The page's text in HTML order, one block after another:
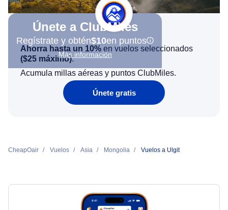
Únete a ClubMiles
Regístrate y obtén$10en puntos
Más información
Ahorra hasta un 10% en vuelos seleccionados
($25 máximo).
Acumula millas aéreas y puntos ClubMiles.
Únete gratis
CheapOair Vuelos Asia Mongolia Vuelos a Ulgit